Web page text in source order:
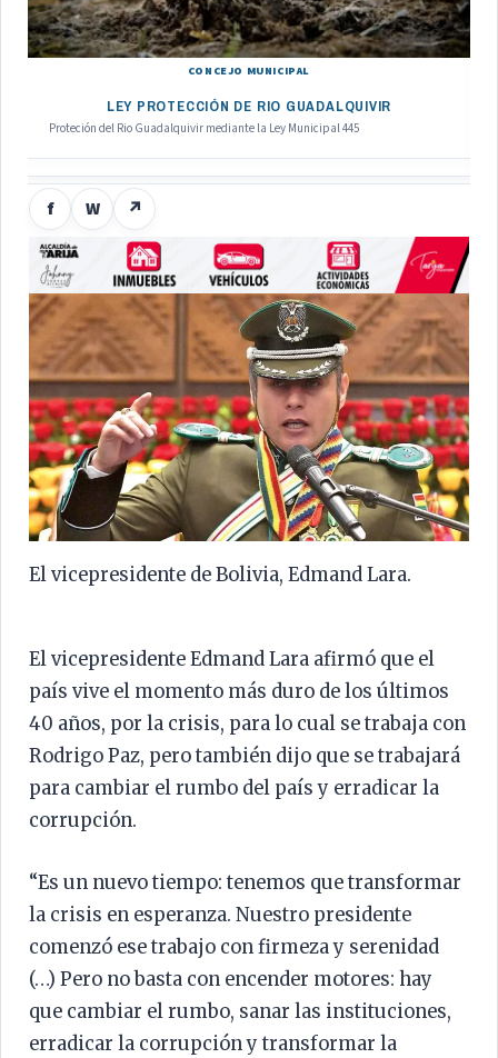
CONCEJO MUNICIPAL
LEY PROTECCIÓN DE RIO GUADALQUIVIR
Proteción del Rio Guadalquivir mediante la Ley Municipal 445
f W ↗
El vicepresidente de Bolivia, Edmand Lara.
El vicepresidente Edmand Lara afirmó que el
país vive el momento más duro de los últimos
40 años, por la crisis, para lo cual se trabaja con
Rodrigo Paz, pero también dijo que se trabajará
para cambiar el rumbo del país y erradicar la
corrupción.
“Es un nuevo tiempo: tenemos que transformar
la crisis en esperanza. Nuestro presidente
comenzó ese trabajo con firmeza y serenidad
(…) Pero no basta con encender motores: hay
que cambiar el rumbo, sanar las instituciones,
erradicar la corrupción y transformar la